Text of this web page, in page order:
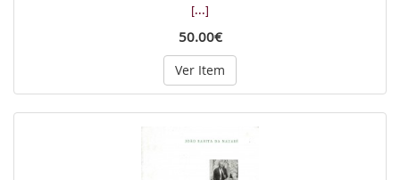
[...]
50.00€
Ver Item